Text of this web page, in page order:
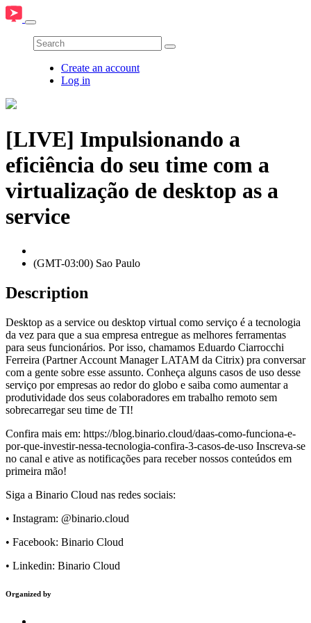
Create an account
Log in
[LIVE] Impulsionando a
eficiência do seu time com a
virtualização de desktop as a
service
(GMT-03:00) Sao Paulo
Description
Desktop as a service ou desktop virtual como serviço é a tecnologia
da vez para que a sua empresa entregue as melhores ferramentas
para seus funcionários. Por isso, chamamos Eduardo Ciarrocchi
Ferreira (Partner Account Manager LATAM da Citrix) pra conversar
com a gente sobre esse assunto. Conheça alguns casos de uso desse
serviço por empresas ao redor do globo e saiba como aumentar a
produtividade dos seus colaboradores em trabalho remoto sem
sobrecarregar seu time de TI!
Confira mais em: https://blog.binario.cloud/daas-como-funciona-e-
por-que-investir-nessa-tecnologia-confira-3-casos-de-uso Inscreva-se
no canal e ative as notificações para receber nossos conteúdos em
primeira mão!
Siga a Binario Cloud nas redes sociais:
• Instagram: @binario.cloud
• Facebook: Binario Cloud
• Linkedin: Binario Cloud
Organized by